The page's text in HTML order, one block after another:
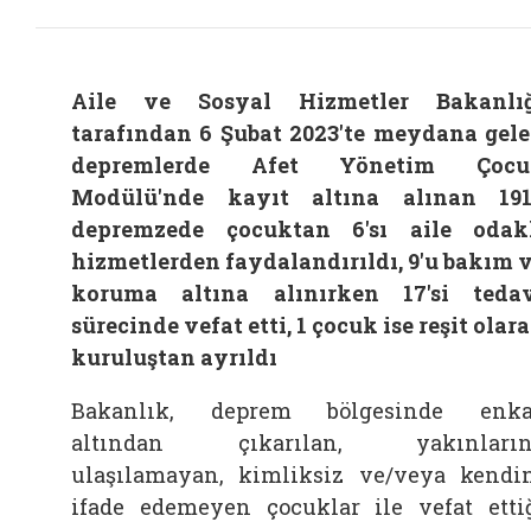
Aile ve Sosyal Hizmetler
tarafından 6 Şubat 2023'te meydana
depremlerde Afet Yönetim
Modülü'nde kayıt altına alınan
depremzede çocuktan 6'sı aile
hizmetlerden faydalandırıldı, 9'u bakım
koruma altına alınırken 17'si
sürecinde vefat etti, 1 çocuk ise reşit
kuruluştan ayrıldı
Bakanlık, deprem bölgesinde
altından çıkarılan,
ulaşılamayan, kimliksiz ve/veya
ifade edemeyen çocuklar ile vefat